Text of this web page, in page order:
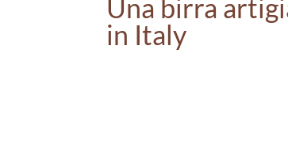
Una birra
in Italy